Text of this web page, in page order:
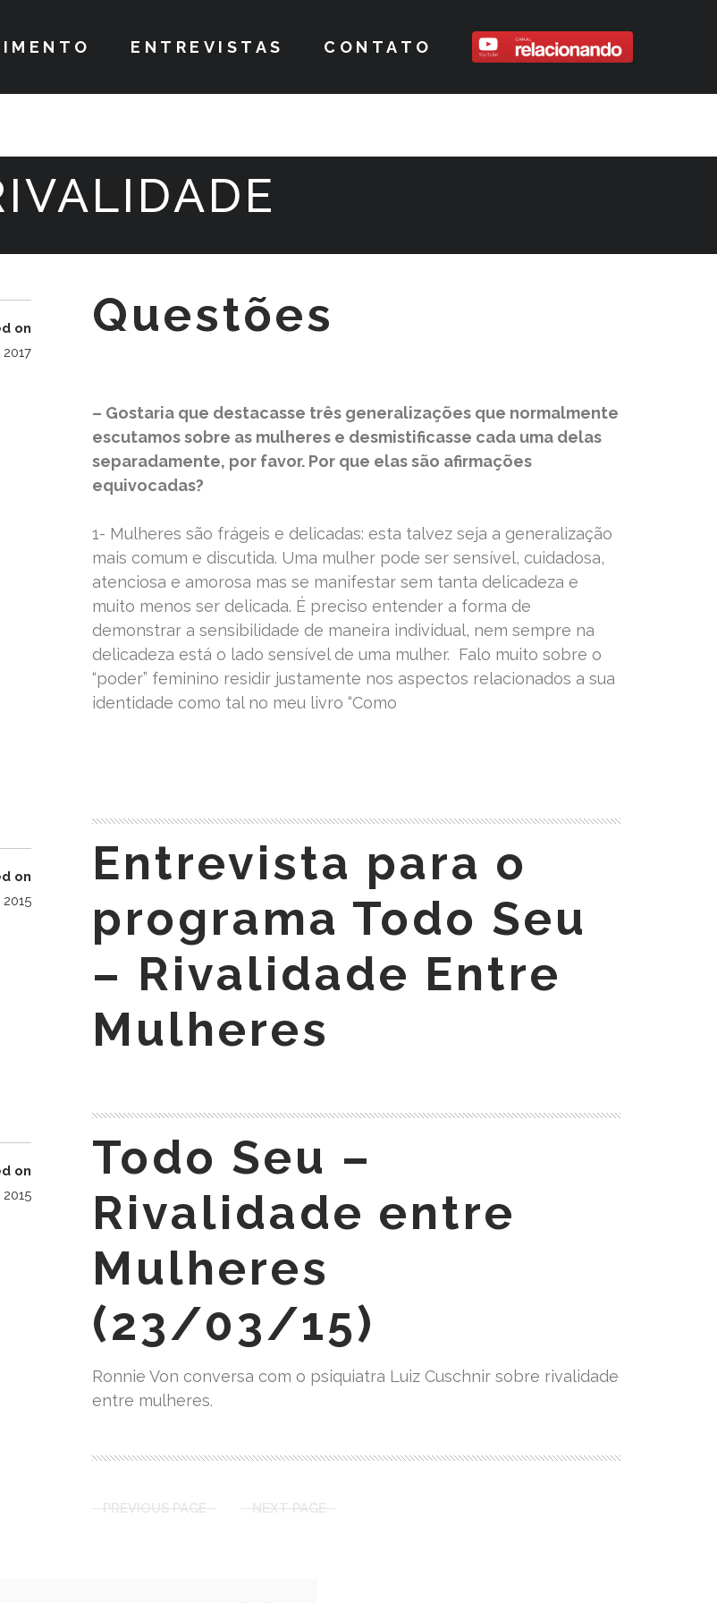
ENTREVISTAS CONTATO
Questões
on
– Gostaria que destacasse três generalizações que normalmente
escutamos sobre as mulheres e desmistificasse cada uma delas
separadamente, por favor. Por que elas são afirmações
equivocadas?
1- Mulheres são frágeis e delicadas: esta talvez seja a generalização
mais comum e discutida. Uma mulher pode ser sensível, cuidadosa,
atenciosa e amorosa mas se manifestar sem tanta delicadeza e
muito menos ser delicada. É preciso entender a forma de
demonstrar a sensibilidade de maneira individual, nem sempre na
delicadeza está o lado sensível de uma mulher. Falo muito sobre o
“poder” feminino residir justamente nos aspectos relacionados a sua
identidade como tal no meu livro “Como
Entrevista para o
programa Todo Seu
– Rivalidade Entre
Mulheres
on
Todo Seu –
Rivalidade entre
Mulheres
(23/03/15)
on
Ronnie Von conversa com o psiquiatra Luiz Cuschnir sobre rivalidade
entre mulheres.
PREVIOUS PAGE NEXT PAGE